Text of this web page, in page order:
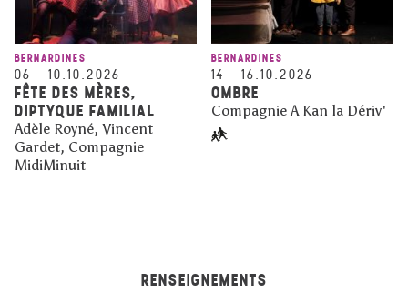
BERNARDINES
06 – 10.10.2026
FÊTE DES MÈRES,
DIPTYQUE FAMILIAL
Adèle Royné, Vincent
Gardet, Compagnie
MidiMinuit
BERNARDINES
14 – 16.10.2026
OMBRE
Compagnie A Kan la Dériv'
RENSEIGNEMENTS